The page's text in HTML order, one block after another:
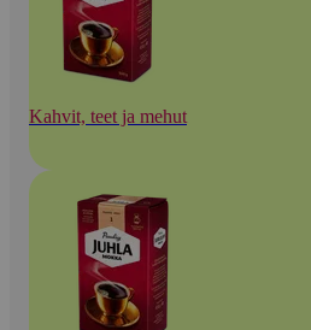
Kahvit, teet ja mehut